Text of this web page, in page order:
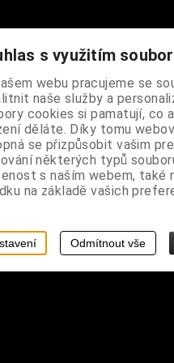
bavlněné látky černé
výklad karet, je silný a
s využitím
webu pracujeme se
naše služby a
cookies si pamatují, co
děláte. Díky tomu
se přizpůsobit vašim
některých typů
s naším webem, také
na základě vašich
Odmítnout vše